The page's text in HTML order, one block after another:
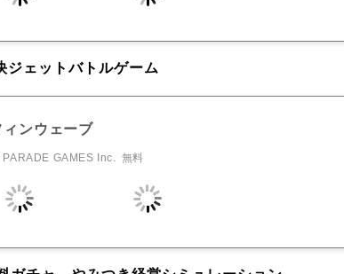
ジェットバトルゲーム
ィンウェーブ
PARADE GAMES Inc. 無料